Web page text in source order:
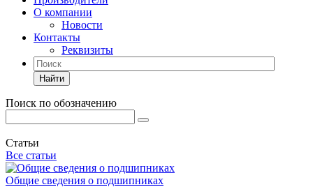
О компании
Новости
Контакты
Реквизиты
Найти
Поиск по обозначению
Статьи
Все статьи
Общие сведения о подшипниках